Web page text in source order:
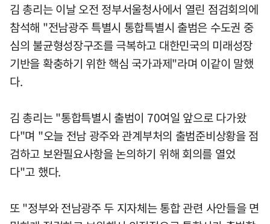
김 총리는 이날 오전 정부서울청사에서 열린 점검회의에
참석해 "전남광주 특별시 통합특별시 출범은 수도권 중
심의 불균형성장구조를 극복하고 대한민국의 미래성장
기반을 확충하기 위한 핵심 국가과제"라며 이같이 말했
다.
김 총리는 "통합특별시 출범이 70여일 앞으로 다가왔
다"며 "오늘 전남 광주와 관계부처의 출범준비상황을 점
검하고 보완필요사항을 논의하기 위해 회의를 열었
다"고 했다.
또 "정부와 전남광주 두 지자체는 통합 관련 사안들을 면